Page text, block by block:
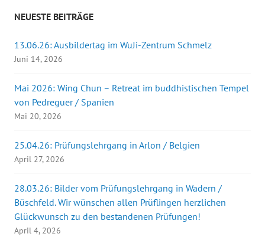
NEUESTE BEITRÄGE
13.06.26: Ausbildertag im WuJi-Zentrum Schmelz
Juni 14, 2026
Mai 2026: Wing Chun – Retreat im buddhistischen Tempel
von Pedreguer / Spanien
Mai 20, 2026
25.04.26: Prüfungslehrgang in Arlon / Belgien
April 27, 2026
28.03.26: Bilder vom Prüfungslehrgang in Wadern /
Büschfeld. Wir wünschen allen Prüflingen herzlichen
Glückwunsch zu den bestandenen Prüfungen!
April 4, 2026